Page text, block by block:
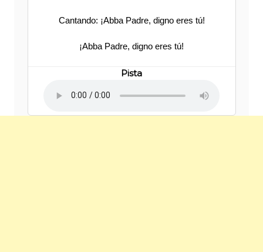
Cantando: ¡Abba Padre, digno eres tú!
¡Abba Padre, digno eres tú!
Pista